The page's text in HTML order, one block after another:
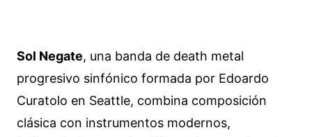
Sol Negate, una banda de death metal
progresivo sinfónico formada por Edoardo
Curatolo en Seattle, combina composición
clásica con instrumentos modernos,